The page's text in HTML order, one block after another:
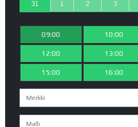
31 1 2 3
09:00 10:00
12:00 13:00
15:00 16:00